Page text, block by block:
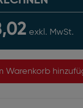
exkl. MwSt.
Warenkorb